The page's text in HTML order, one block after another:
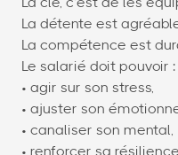
La clé, c’est de les
La détente est
La compétence est
Le salarié doit pouvoir :
• agir sur son stress,
• ajuster son
• canaliser son mental,
• renforcer sa résilience,